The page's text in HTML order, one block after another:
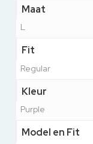
Maat
L
Fit
Regular
Kleur
Purple
Model en Fit